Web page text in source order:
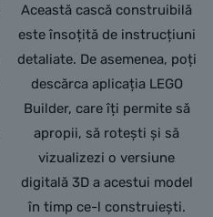
Această cască construibilă
este însoțită de instrucțiuni
detaliate. De asemenea, poți
descărca aplicația LEGO
Builder, care îți permite să
apropii, să rotești și să
vizualizezi o versiune
digitală 3D a acestui model
în timp ce-l construiești.